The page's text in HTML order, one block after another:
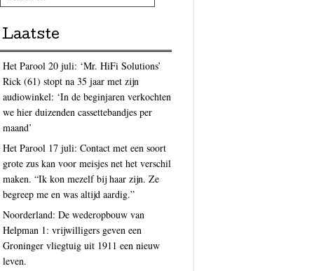
Laatste
Het Parool 20 juli: ‘Mr. HiFi Solutions’
Rick (61) stopt na 35 jaar met zijn
audiowinkel: ‘In de beginjaren verkochten
we hier duizenden cassettebandjes per
maand’
Het Parool 17 juli: Contact met een soort
grote zus kan voor meisjes net het verschil
maken. “Ik kon mezelf bij haar zijn. Ze
begreep me en was altijd aardig.”
Noorderland: De wederopbouw van
Helpman 1: vrijwilligers geven een
Groninger vliegtuig uit 1911 een nieuw
leven.